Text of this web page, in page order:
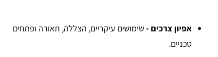
אפיון צרכים -שימושים עיקריים, הצללה, תאורה ופתחים
טכניים.